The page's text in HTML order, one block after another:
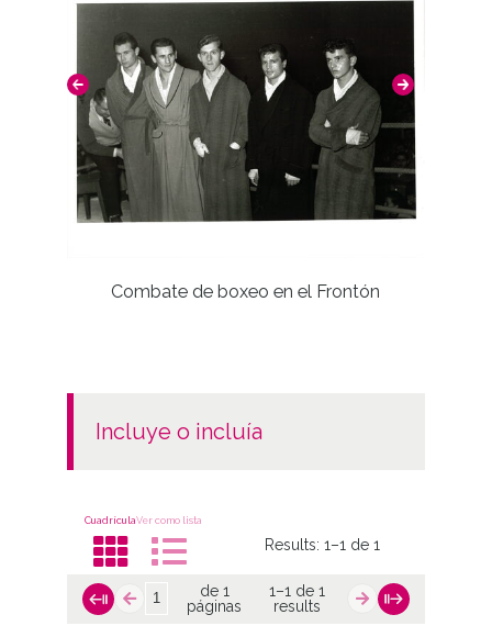
digital: SCH-34541 /*|*/ Positivo copia: SCH-
25735 /*|*/ Positivo copia: SCH-25736 /*|*/
Positivo copia: SCH-25737 /*|*/
ATHA-SCH-NR-1081
Signatura anterior: Caja 286, rollo 43
Signatura copias: Carpeta 177 - /*|*/
Rollo 35mm, nº 1081
Combate de boxeo en el Frontón
incluye o incluía
CuadrículaVer como lista
Results:1–1 de 1
de 1
páginas
1–1 de 1
results